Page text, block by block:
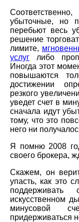
убыточные, но
перебьют весь
решение
лимите,
услуг либо
Иногда этот
повышаются
достижении
резкого
уведет счет в
сначала идут
тому, что это
него ни
Я помню 2008
своего брокера,
Скажем, он
упасть, как это
искусственном
минусовой
придерживаться